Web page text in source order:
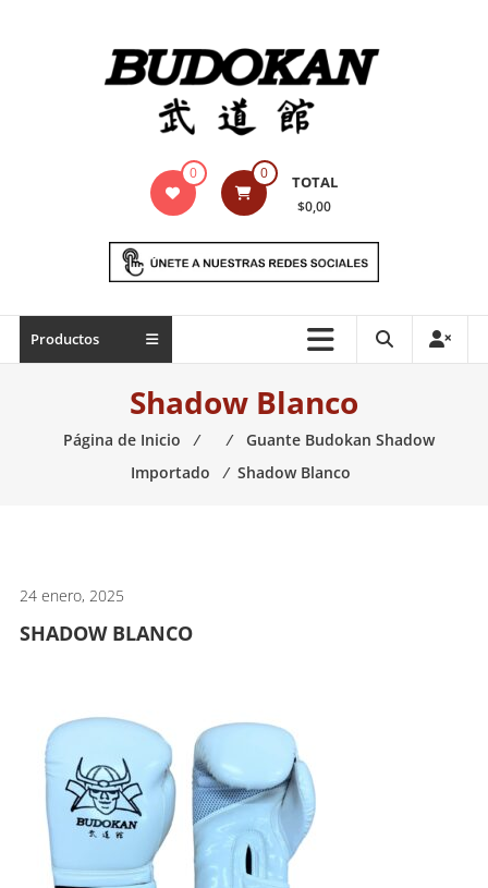
Indumentaria
marciales
Todo
necesario
0 0 TOTAL
$0,00
Productos
Shadow Blanco
Página de Inicio ⁄ ⁄
Guante Budokan Shadow
Importado
⁄ Shadow Blanco
24 enero, 2025
SHADOW BLANCO